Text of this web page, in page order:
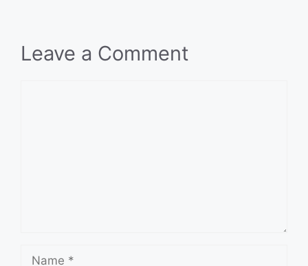
Leave a Comment
Name